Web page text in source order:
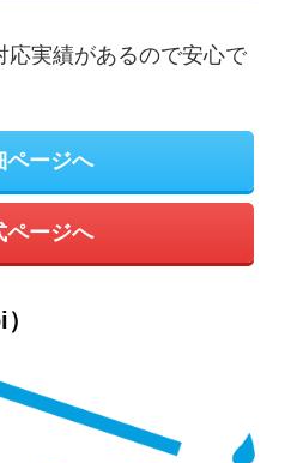
応実績があるので安心で
ページへ
ページへ